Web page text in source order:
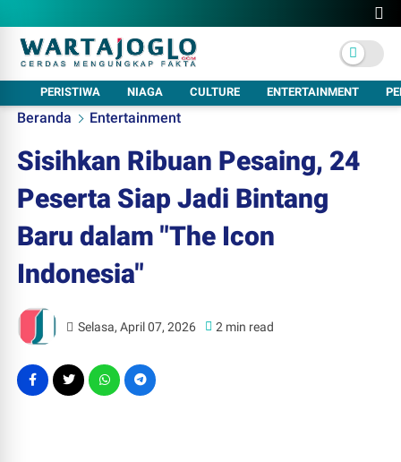
PERISTIWA NIAGA CULTURE ENTERTAINMENT
Beranda Entertainment
Sisihkan Ribuan Pesaing, 24
Peserta Siap Jadi Bintang
Baru dalam "The Icon
Indonesia"
Selasa, April 07, 2026 2 min read